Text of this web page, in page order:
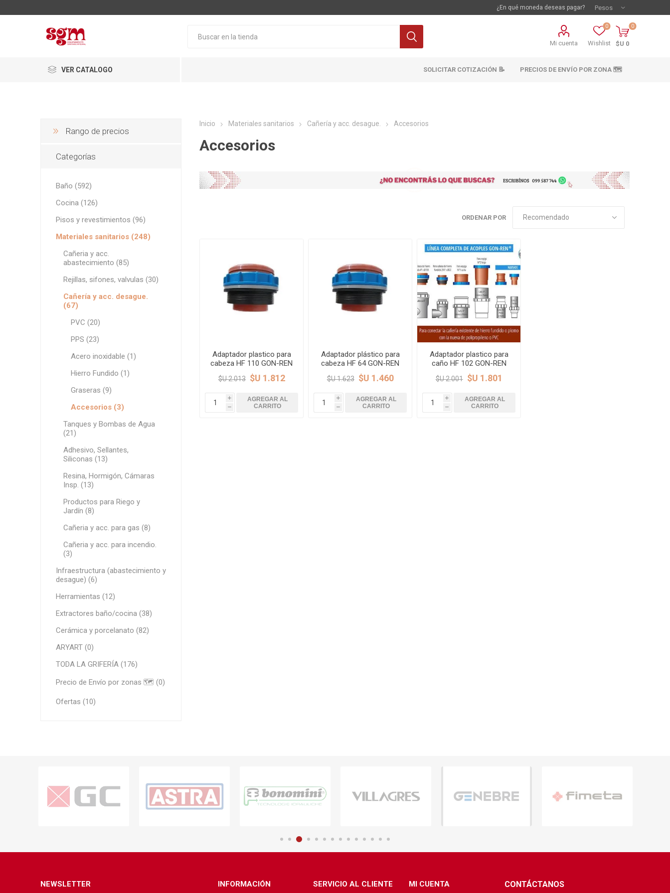
¿En qué moneda deseas pagar?
Mi cuenta Wishlist
0 0
$U 0
VER CATALOGO
Baño
Accesorios y Espejos
Bañeras, hidromasajes
Pisos y revestimientos
Piso vinilico
Materiales sanitarios
abastecimiento
Tanques y Bombas de Agua
Adhesivo, Sellantes,
Siliconas
Resina, Hormigón, Cámaras
Insp.
Jardín
SOLICITAR COTIZACIÓN 📝 PRECIOS DE ENVÍO POR ZONA 🗺️
Inicio Materiales sanitarios Cañería y acc. desague. Accesorios
Accesorios
ORDENAR POR
Adaptador plastico para
cabeza HF 110 GON-REN
$U 2.013 $U 1.812
i
h
AGREGAR AL
CARRITO
Adaptador plástico para
cabeza HF 64 GON-REN
$U 1.623 $U 1.460
i
h
AGREGAR AL
CARRITO
Adaptador plastico para
caño HF 102 GON-REN
$U 2.001 $U 1.801
i
h
AGREGAR AL
CARRITO
Rango de precios
Categorías
Baño (592)
Cocina (126)
Pisos y revestimientos (96)
Materiales sanitarios (248)
Cañeria y acc.
abastecimiento (85)
Rejillas, sifones, valvulas (30)
Cañería y acc. desague.
(67)
PVC (20)
PPS (23)
Acero inoxidable (1)
Hierro Fundido (1)
Graseras (9)
Accesorios (3)
Tanques y Bombas de Agua
(21)
Adhesivo, Sellantes,
Siliconas (13)
Resina, Hormigón, Cámaras
Insp. (13)
Productos para Riego y
Jardín (8)
Cañeria y acc. para gas (8)
Cañeria y acc. para incendio.
(3)
Infraestructura (abastecimiento y
desague) (6)
Herramientas (12)
Extractores baño/cocina (38)
Cerámica y porcelanato (82)
ARYART (0)
TODA LA GRIFERÍA (176)
Precio de Envío por zonas 🗺️ (0)
Ofertas (10)
NEWSLETTER INFORMACIÓN SERVICIO AL CLIENTE MI CUENTA CONTÁCTANOS